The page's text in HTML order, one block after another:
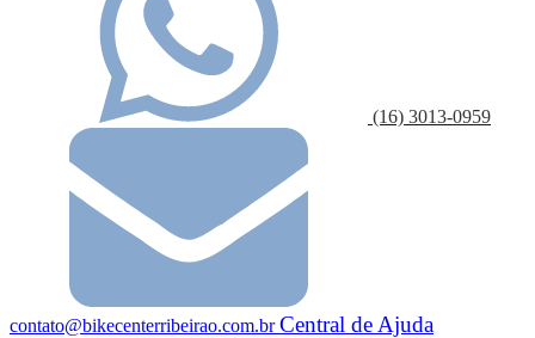
(16) 3013-0959
contato@bikecenterribeirao.com.brCentral de Ajuda